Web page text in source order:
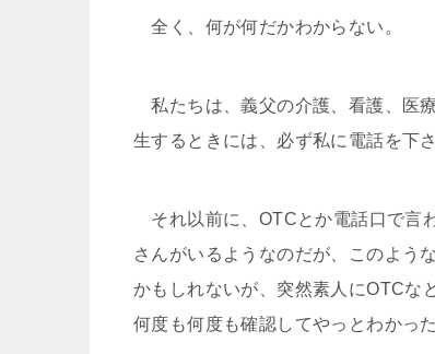
全く、何が何だかわからない。
私たちは、義父の介護、看護、医
生するときには、必ず私に電話を下
それ以前に、OTCとか電話口で言
さんがいるようなのだが、このよう
かもしれないが、突然素人にOTCな
何度も何度も確認してやっとわかっ